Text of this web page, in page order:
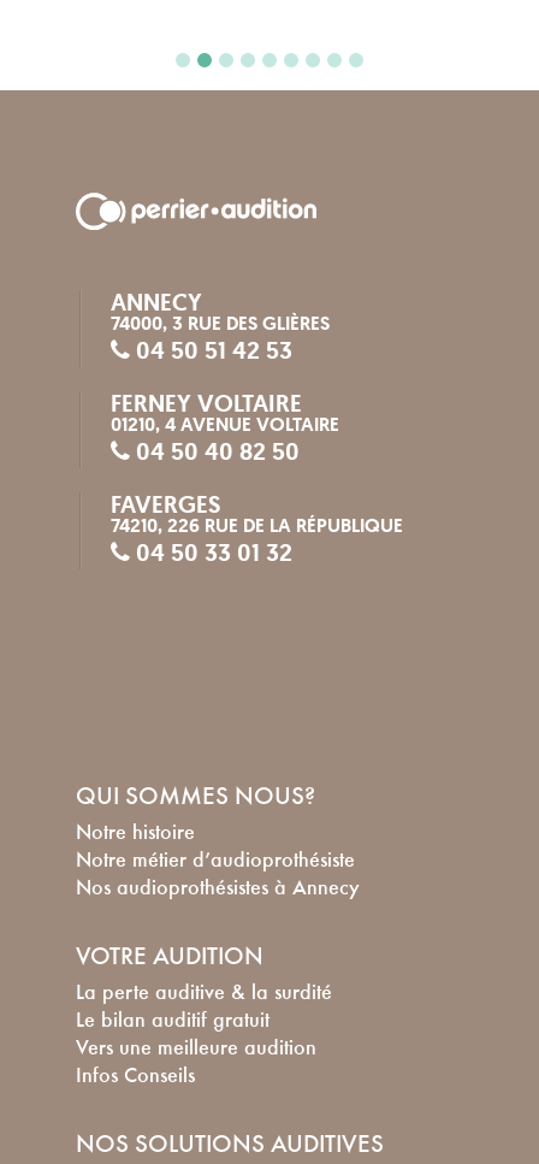
ANNECY
74000, 3 RUE DES GLIÈRES
04 50 51 42 53
FERNEY VOLTAIRE
01210, 4 AVENUE VOLTAIRE
04 50 40 82 50
FAVERGES
74210, 226 RUE DE LA RÉPUBLIQUE
04 50 33 01 32
QUI SOMMES NOUS?
Notre histoire
Notre métier d’audioprothésiste
Nos audioprothésistes à Annecy
VOTRE AUDITION
La perte auditive & la surdité
Le bilan auditif gratuit
Vers une meilleure audition
Infos Conseils
NOS SOLUTIONS AUDITIVES